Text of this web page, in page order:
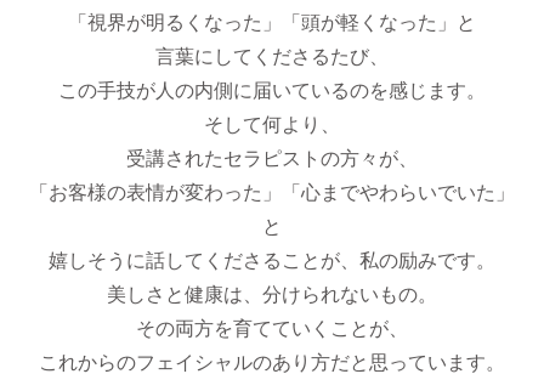
「視界が明るくなった」「頭が軽くなった」と
言葉にしてくださるたび、
この手技が人の内側に届いているのを感じます。
そして何より、
受講されたセラピストの方々が、
「お客様の表情が変わった」「心までやわらいでいた」
と
嬉しそうに話してくださることが、私の励みです。
美しさと健康は、分けられないもの。
その両方を育てていくことが、
これからのフェイシャルのあり方だと思っています。